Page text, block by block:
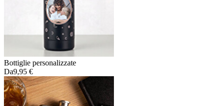
Bottiglie personalizzate
Da9,95 €